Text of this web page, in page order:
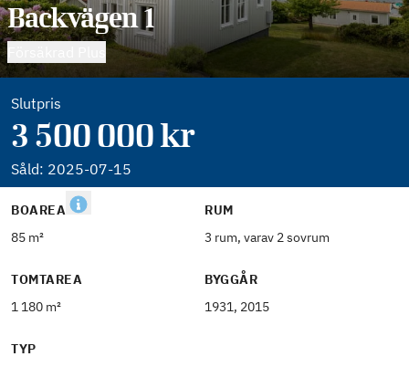
Backvägen 1
Slutpris
3 500 000 kr
Såld: 2025-07-15
BOAREA
85 m²
RUM
3 rum, varav 2 sovrum
TOMTAREA
1 180 m²
BYGGÅR
1931, 2015
TYP